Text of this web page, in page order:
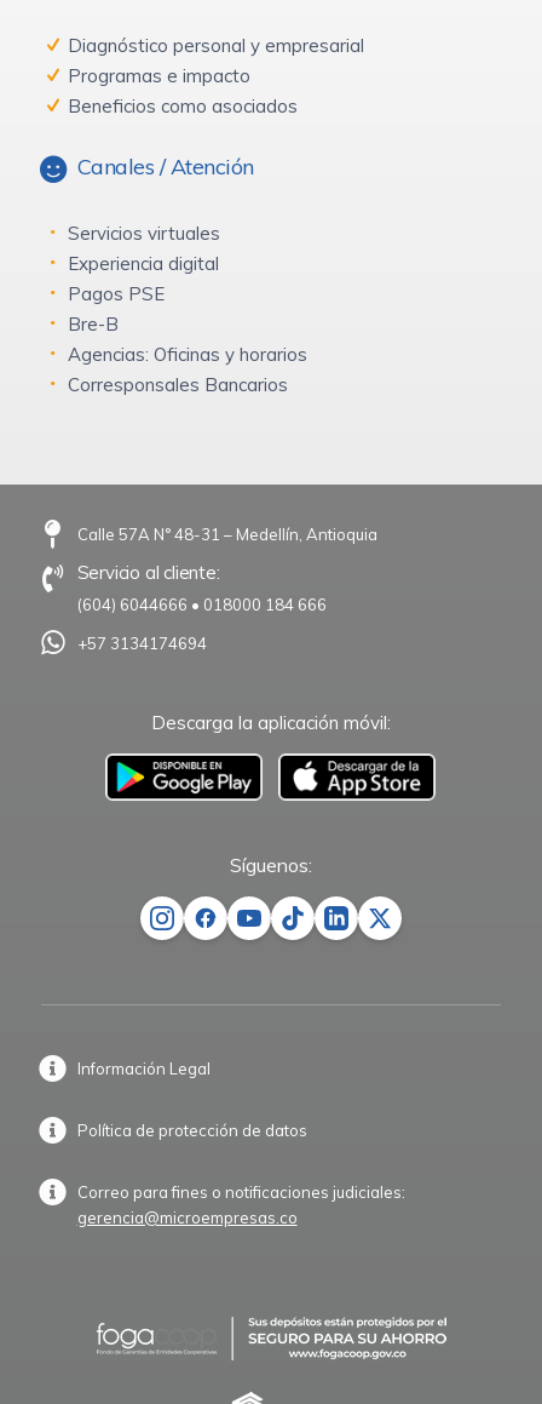
Diagnóstico personal y empresarial
Programas e impacto
Beneficios como asociados
Canales / Atención
Servicios virtuales
Experiencia digital
Pagos PSE
Bre-B
Agencias: Oficinas y horarios
Corresponsales Bancarios
Calle 57A N° 48-31 – Medellín, Antioquia
Servicio al cliente:
(604) 6044666 • 018000 184 666
+57 3134174694
Descarga la aplicación móvil:
–
Síguenos:
Información Legal
Política de protección de datos
Correo para fines o notificaciones judiciales:
gerencia@microempresas.co